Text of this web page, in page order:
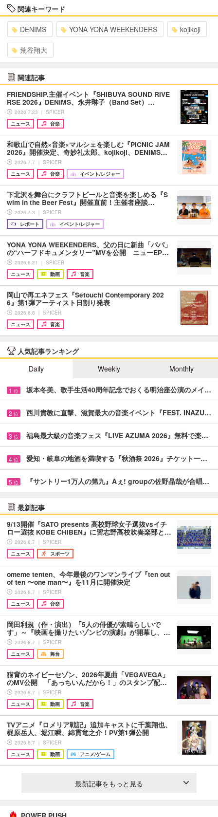
関連キーワード
DENIMS YONA YONA WEEKENDERS kojikoji
荒谷翔大
関連記事
FRIENDSHIP.主催イベント『SHIBUYA SOUND RIVE
RSE 2026』DENIMS、永井琳子（Band Set）…
2026.7.23 ｜ SPICER
ニュース
音楽
和歌山で自然×音楽×マルシェを楽しむ『PICNIC JAM
2026』開催決定、奇妙礼太郎、kojikoji、DENIMS…
2026.7.7 ｜ SPICER
ニュース
音楽 イベント/レジャー
下北沢を舞台にクラフトビールと音楽を楽しめる『S
wim in the Beer Fest』開催直前！主催者座談…
2026.7.3 ｜ SPICER
レポート
イベント/レジャー
YONA YONA WEEKENDERS、父の日に新曲「パパ」
の“ハーフドキュメンタリー”MVを公開 ニューEP…
2026.6.21 ｜ SPICER
ニュース
動画 音楽
岡山で再エネフェス『Setouchi Contemporary 202
6』第1弾アーティスト日割り発表
2026.6.8 ｜ SPICER
ニュース
音楽
人気記事ランキング
Daily
Weekly Monthly
1 位 坂本冬美、歌手生活40周年記念でおくる明治座公演のメイ…
2 位 西川貴教に直撃、滋賀最大の音楽イベント『FEST. INAZU…
3 位 福島最大級の音楽フェス『LIVE AZUMA 2026』無料で楽…
4 位 愛知・岐阜の地酒を満喫する『秋酒祭 2026』チケット一…
5 位 『サントリー1万人の第九』Aぇ! groupの佐野晶哉が合唱…
最新記事
9/13開催『SATO presents 高校野球女子選抜vsイチ
ロー選抜 KOBE CHIBEN』に習志野高校吹奏楽部と…
2026.8.7 ｜ SPICER
ニュース
スポーツ
omeme tenten、今年最後のワンマンライブ『ten out
of ten 〜one man〜』を11月に開催決定
2026.8.7 ｜ SPICER
ニュース
音楽
岡田利規（作・演出）「5人の俳優が素晴らしいで
す」～『映画を撮りたいゾンビの演劇』が開幕し、…
2026.8.7 ｜ SPICER
ニュース
舞台
猫背のネイビーセゾン、2026年夏曲「VEGAVEGA」
のMV公開 「あっちいんだから！」のスタンプ配…
2026.8.7 ｜ SPICER
ニュース
動画 音楽
TVアニメ『ロメリア戦記』追加キャストに千葉翔也、
梶原岳人、堀江瞬、綿貫竜之介！PV第1弾公開
2026.8.7 ｜ SPICER
ニュース
動画 アニメ/ゲーム
最新記事をもっと見る